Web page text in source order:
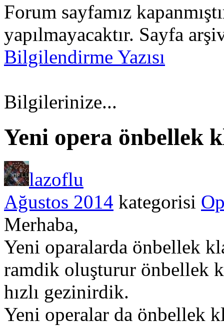
Forum sayfamız
yapılmayacaktır. Sayfa
Bilgilendirme Yazısı
Bilgilerinize...
Yeni opera önbellek
lazoflu
Ağustos 2014 kategorisi
Merhaba,
Yeni oparalarda önbellek
ramdik oluşturur önbellek
hızlı gezinirdik.
Yeni operalar da önbellek